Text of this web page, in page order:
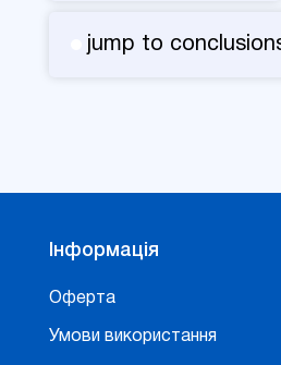
jump to
Інформація
Оферта
Умови використання